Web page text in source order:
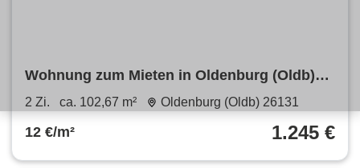
Wohnung zum Mieten in Oldenburg (Oldb)
1.245 € 102.67 m²
2 Zi. ca. 102,67 m² Oldenburg (Oldb) 26131
12 €/m² 1.245 €